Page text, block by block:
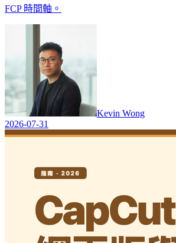
FCP 時間軸。
Kevin Wong
2026-07-31